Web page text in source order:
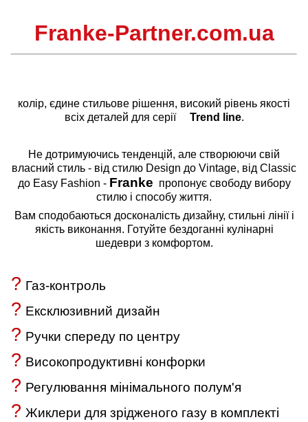
Franke-Partner.com.ua
колір, єдине стильове рішення, високий рівень якості
всіх деталей для серії Trend line.
Не дотримуючись тенденцій, але створюючи свій
власний стиль - від стилю Design до Vintage, від Classic
до Easy Fashion - Franke пропонує свободу вибору
стилю і способу життя.
Вам сподобаються досконалість дизайну, стильні лінії і
якість виконання. Готуйте бездоганні кулінарні
шедеври з комфортом.
? Газ-контроль
? Ексклюзивний дизайн
? Ручки спереду по центру
? Високопродуктивні конфорки
? Регулювання мінімального полум'я
? Жиклери для зрідженого газу в комплекті